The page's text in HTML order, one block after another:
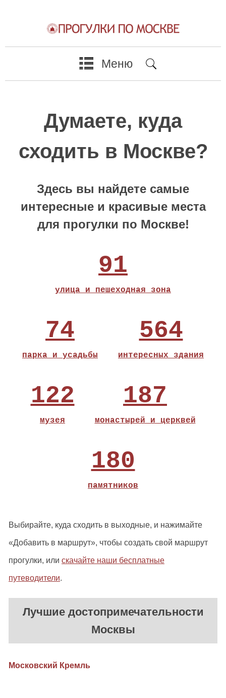
Меню
Думаете, куда
сходить в Москве?
Здесь вы найдете самые
интересные и красивые места
для прогулки по Москве!
91
улица и пешеходная зона
74
парка и усадьбы
564
интересных здания
122
музея
187
монастырей и церквей
180
памятников
Выбирайте, куда сходить в выходные, и нажимайте
«Добавить в маршрут», чтобы создать свой маршрут
прогулки, или скачайте наши бесплатные
путеводители.
Лучшие достопримечательности
Москвы
Московский Кремль